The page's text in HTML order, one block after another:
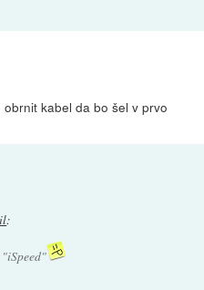
kabel da bo šel v prvo
: